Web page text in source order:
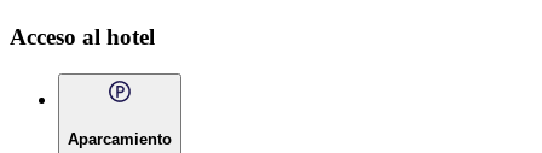
Acceso al hotel
Aparcamiento